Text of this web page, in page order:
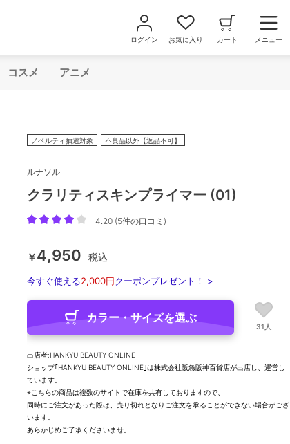
ログイン お気に入り カート メニュー
コスメ アニメ
ノベルティ抽選対象 不良品以外【返品不可】
ルナソル
クラリティスキンプライマー (01)
4.20 (5件の口コミ )
￥4,950 税込
今すぐ使える2,000円クーポンプレゼント！ >
カラー・サイズを選ぶ
31人
出店者:HANKYU BEAUTY ONLINE
ショップ｢HANKYU BEAUTY ONLINE｣は株式会社阪急阪神百貨店が出店し、運営し
ています。
※こちらの商品は複数のサイトで在庫を共有しておりますので、
同時にご注文があった際は、売り切れとなりご注文を承ることができない場合がござ
います。
あらかじめご了承くださいませ。